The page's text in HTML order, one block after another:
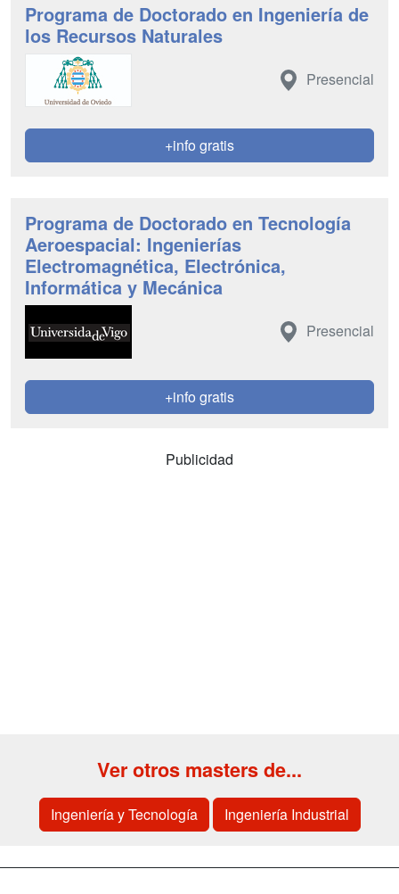
Programa de Doctorado en Ingeniería de
los Recursos Naturales
Presencial
+info gratis
Programa de Doctorado en Tecnología
Aeroespacial: Ingenierías
Electromagnética, Electrónica,
Informática y Mecánica
Presencial
+info gratis
Publicidad
Ver otros masters de...
Ingeniería y Tecnología Ingeniería Industrial